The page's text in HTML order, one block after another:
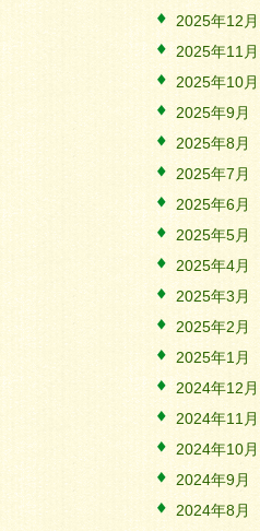
2025年12月
2025年11月
2025年10月
2025年9月
2025年8月
2025年7月
2025年6月
2025年5月
2025年4月
2025年3月
2025年2月
2025年1月
2024年12月
2024年11月
2024年10月
2024年9月
2024年8月